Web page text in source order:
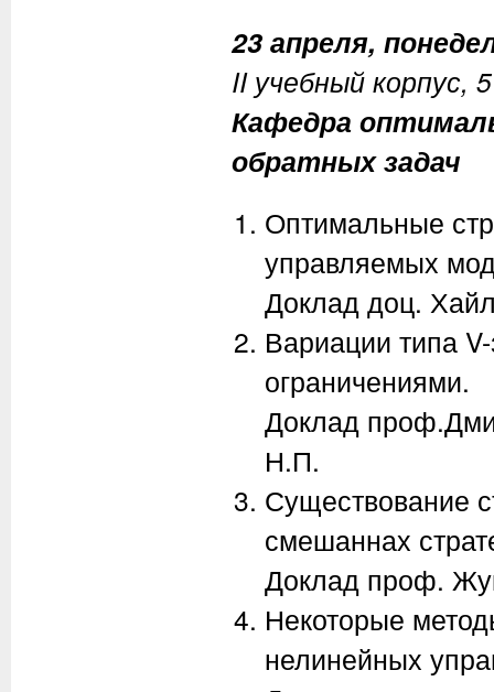
23 апреля,
II учебный корпус,
Кафедра
обратных задач
Оптимальные
управляемых
Доклад доц.
Вариации типа
ограничениями.
Доклад
Н.П.
Существование
смешаннах
Доклад проф.
Некоторые
нелинейных